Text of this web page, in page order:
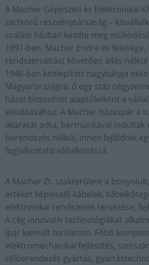
A Macher Gépészeti és Elektronikai
zártkörű részvénytársaság –
családi házban kezdte meg
1991-ben. Macher Endre és felesége,
rendszerváltást követően állás
1946-ban kitelepített nagybátyja
Magyarországra, ő egy száz
házat biztosított alaptőkeként a
elindításához. A Macher házaspár a
akaratát adta, bérmunkával indultak
berendezés nélkül, innen fejlődtek
foglalkoztató vállalkozássá.
A Macher Zt. szakterülete a
értéket képviselő kábelek,
elektronikai rendszerek tervezése,
A cég innovatív technológiákat
ipar kiemelt területein. Főbb
elektromechanikai fejlesztés,
célberendezés gyártás,